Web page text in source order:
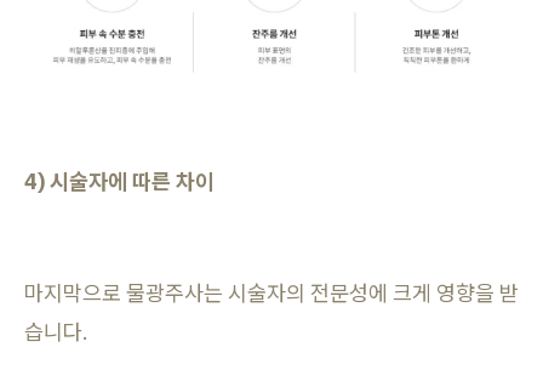
4) 시술자에 따른 차이
마지막으로 물광주사는 시술자의 전문성에 크게 영향을 받
습니다.